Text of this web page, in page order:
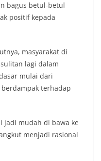
bagus betul-betul
positif kepada
masyarakat di
lagi dalam
mulai dari
terhadap
jadi mudah di bawa ke
menjadi rasional